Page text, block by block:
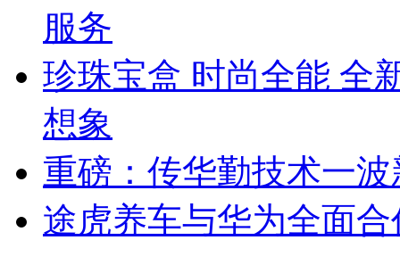
服务
珍珠宝盒 时尚全能 全
想象
重磅：传华勤技术一
途虎养车与华为全面